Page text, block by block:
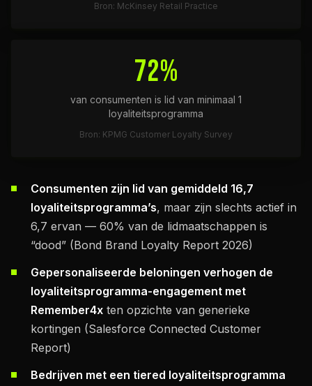
Bron: McKinsey Retail Practice
72%
van consumenten is lid van minimaal 1
loyaliteitsprogramma
Bron: KPMG Customer Loyalty Survey
Consumenten zijn lid van gemiddeld 16,7
loyaliteitsprogramma’s, maar zijn slechts actief in
6,7 ervan — 60% van de lidmaatschappen is
“dood” (Bond Brand Loyalty Report 2026)
Gepersonaliseerde beloningen verhogen de
loyaliteitsprogramma-engagement met
Remember4x ten opzichte van generieke
kortingen (Salesforce Connected Customer
Report)
Bedrijven met een tiered loyaliteitsprogramma